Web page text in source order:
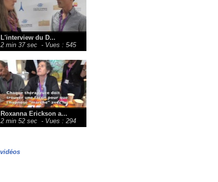
L'interview du D...
2 min 37 sec - Vues : 545
Roxanna Erickson a...
2 min 52 sec - Vues : 294